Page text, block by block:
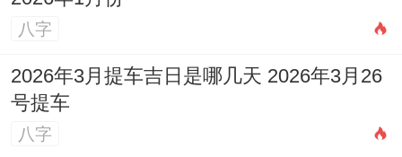
八字
2026年3月提车吉日是哪几天 2026年3月26
号提车
八字